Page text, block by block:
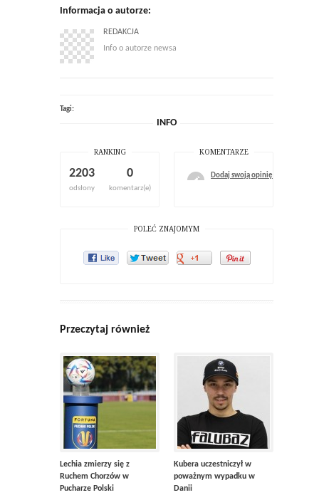
Informacja o autorze:
REDAKCJA
Info o autorze newsa
Tagi:
INFO
RANKING
2203
odsłony
0
komentarz(e)
KOMENTARZE
Dodaj swoją opinię
POLEĆ ZNAJOMYM
Przeczytaj również
Lechia zmierzy się z
Ruchem Chorzów w
Pucharze Polski
Kubera uczestniczył w
poważnym wypadku w
Danii